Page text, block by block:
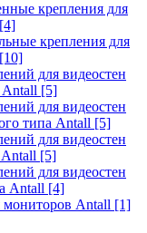
крепления для
[4]
крепления для
[10]
для видеостен
Antall [5]
для видеостен
типа Antall [5]
для видеостен
[5]
для видеостен
Antall [4]
Antall [1]